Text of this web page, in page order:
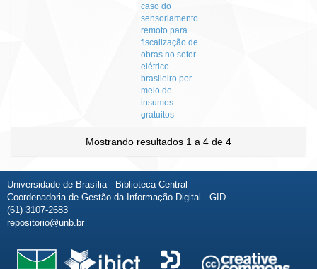
caso do
sensoriamento
remoto para
fiscalização de
obras no setor
elétrico
brasileiro por
meio de
insumos
gratuitos
Mostrando resultados 1 a 4 de 4
Universidade de Brasília - Biblioteca Central
Coordenadoria de Gestão da Informação Digital - GID
(61) 3107-2683
repositorio@unb.br